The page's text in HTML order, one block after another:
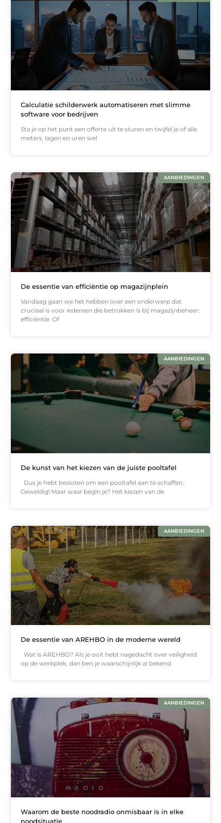
Calculatie schilderwerk automatiseren met slimme
software voor bedrijven
Sta je op het punt een offerte uit te sturen en twijfel je of alle
meters, lagen en uren wel
AANBIEDINGEN
De essentie van efficiëntie op magazijnplein
Vandaag gaan we het hebben over een onderwerp dat
cruciaal is voor iedereen die betrokken is bij magazijnbeheer:
efficiëntie. Of
AANBIEDINGEN
De kunst van het kiezen van de juiste pooltafel
Dus je hebt besloten om een pooltafel aan te schaffen.
Geweldig! Maar waar begin je? Het kiezen van de
AANBIEDINGEN
De essentie van AREHBO in de moderne wereld
Wat is AREHBO? Als je ooit hebt nagedacht over veiligheid
op de werkplek, dan ben je waarschijnlijk al bekend
AANBIEDINGEN
Waarom de beste noodradio onmisbaar is in elke
noodsituatie